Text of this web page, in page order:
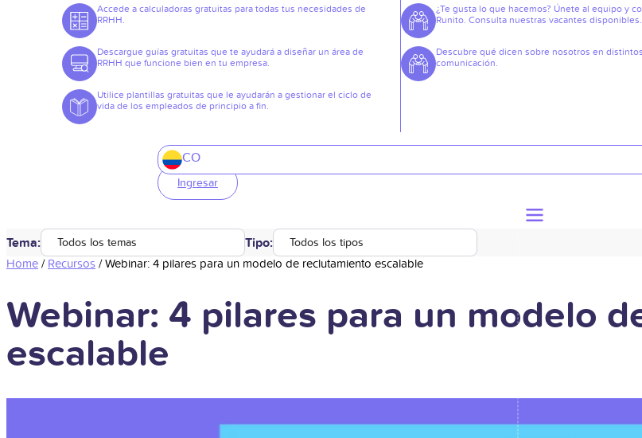
Accede a calculadoras gratuitas para todas tus necesidades de
RRHH.
Descargue guías gratuitas que te ayudará a diseñar un área de
RRHH que funcione bien en tu empresa.
Utilice plantillas gratuitas que le ayudarán a gestionar el ciclo de
vida de los empleados de principio a fin.
¿Te gusta lo que hacemos? Únete al equipo y
Runito. Consulta nuestras vacantes disponibles.
Descubre qué dicen sobre nosotros en
comunicación.
CO
Ingresar
Tema: Todos los temas Tipo: Todos los tipos
Home / Recursos /Webinar: 4 pilares para un modelo de reclutamiento escalable
Webinar: 4 pilares para un modelo
escalable